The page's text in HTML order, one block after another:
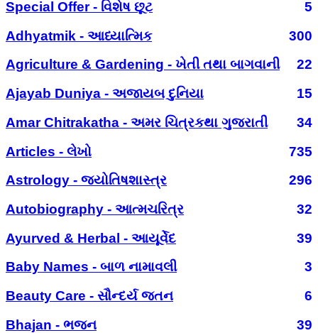
Special Offer - વિશેષ છૂટ
5
Adhyatmik - આધ્યાત્મિક
300
Agriculture & Gardening - ખેતી તથા બાગવાની
22
Ajayab Duniya - અજાયબ દુનિયા
15
Amar Chitrakatha - અમર ચિત્રકથા ગુજરાતી
34
Articles - લેખો
735
Astrology - જ્યોતિષશાસ્ત્ર
296
Autobiography - આત્મચરિત્ર
32
Ayurved & Herbal - આયૂર્વેદ
39
Baby Names - બાળ નામાવલી
3
Beauty Care - સૌન્દર્ય જતન
6
Bhajan - ભજન
39